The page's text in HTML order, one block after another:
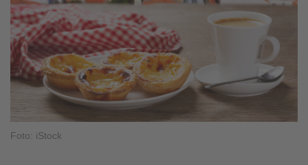
Foto: iStock